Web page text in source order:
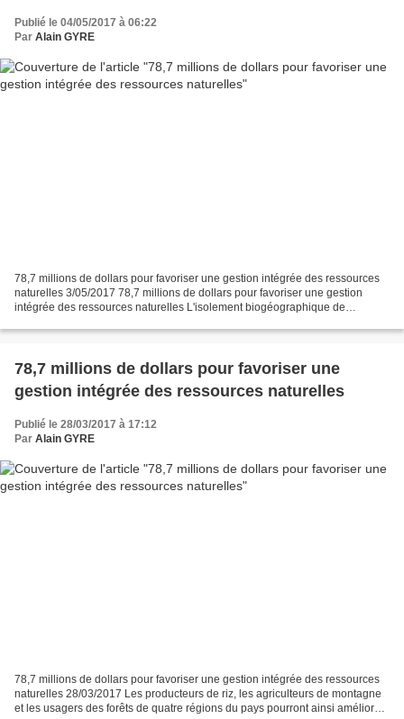
Publié le 04/05/2017 à 06:22
Par Alain GYRE
78,7 millions de dollars pour favoriser une gestion intégrée des ressources
naturelles 3/05/2017 78,7 millions de dollars pour favoriser une gestion
intégrée des ressources naturelles L'isolement biogéographique de
78,7 millions de dollars pour favoriser une
gestion intégrée des ressources naturelles
Publié le 28/03/2017 à 17:12
Par Alain GYRE
78,7 millions de dollars pour favoriser une gestion intégrée des ressources
naturelles 28/03/2017 Les producteurs de riz, les agriculteurs de montagne
et les usagers des forêts de quatre régions du pays pourront ainsi améliorer